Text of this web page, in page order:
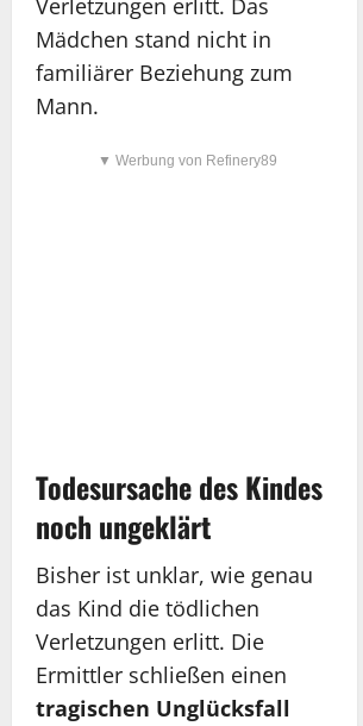
Verletzungen erlitt. Das
Mädchen stand nicht in
familiärer Beziehung zum
Mann.
▼ Werbung von Refinery89
Todesursache des Kindes
noch ungeklärt
Bisher ist unklar, wie genau
das Kind die tödlichen
Verletzungen erlitt. Die
Ermittler schließen einen
tragischen Unglücksfall